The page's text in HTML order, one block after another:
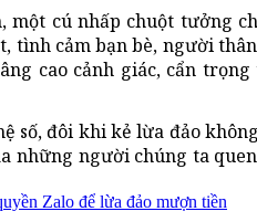
một cú nhấp chuột tưởng
tình cảm bạn bè, người
cao cảnh giác, cẩn
số, đôi khi kẻ lừa đảo
những người chúng ta
Zalo để lừa đảo mượn tiền